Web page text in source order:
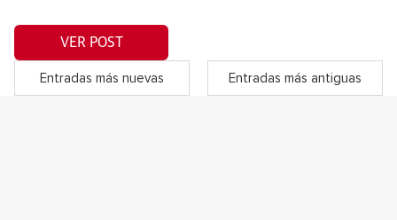
VER POST
Entradas más nuevas Entradas más antiguas